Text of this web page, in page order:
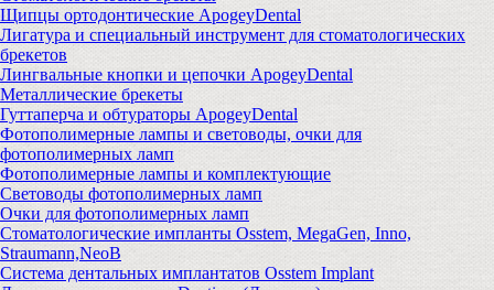
Щипцы ортодонтические ApogeyDental
Лигатура и специальный инструмент для стоматологических
брекетов
Лингвальные кнопки и цепочки ApogeyDental
Металлические брекеты
Гуттаперча и обтураторы ApogeyDental
Фотополимерные лампы и световоды, очки для
фотополимерных ламп
Фотополимерные лампы и комплектующие
Световоды фотополимерных ламп
Очки для фотополимерных ламп
Стоматологические импланты Osstem, MegaGen, Inno,
Straumann,NeoB
Система дентальных имплантатов Osstem Implant